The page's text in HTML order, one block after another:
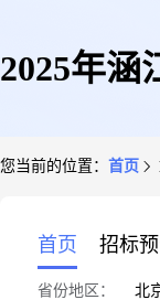
2025年涵
您当前的位置： 首页
首页 招标
省份地区： 北